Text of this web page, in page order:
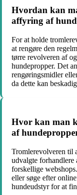
Hvordan kan
affyring af
For at holde
at rengøre den
tørre revolveren af
hundepropper. Det
rengøringsmidler
da dette kan
Hvor kan man
af
Tromlerevolveren til
udvalgte forhandlere
forskellige
eller søge efter
hundeudstyr for at